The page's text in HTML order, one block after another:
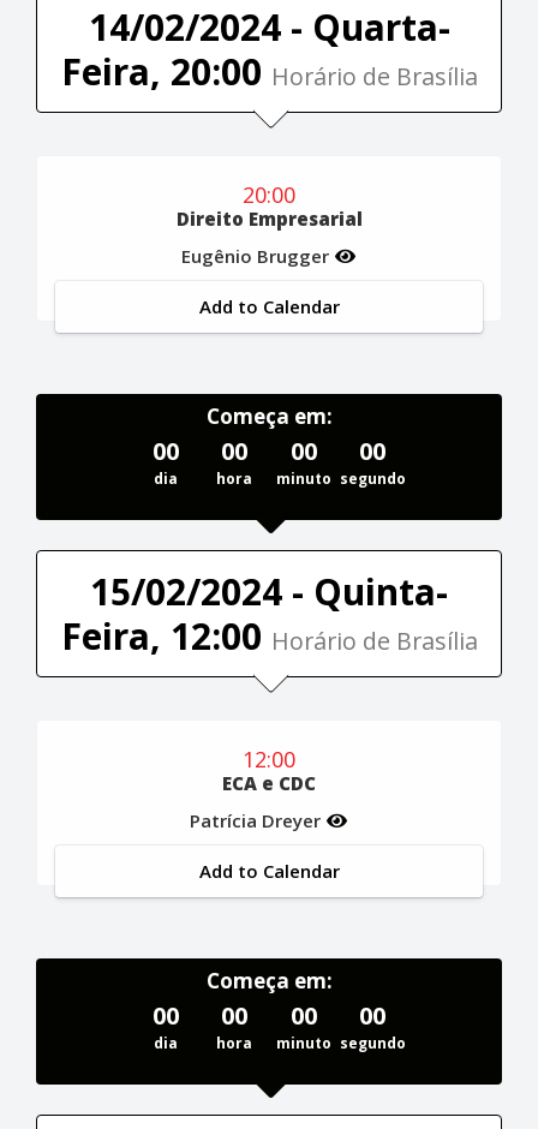
14/02/2024 - Quarta-
Feira, 20:00 Horário de Brasília
20:00
Direito Empresarial
Eugênio Brugger
Add to Calendar
Começa em:
00
dia
00
hora
00
minuto
00
segundo
15/02/2024 - Quinta-
Feira, 12:00 Horário de Brasília
12:00
ECA e CDC
Patrícia Dreyer
Add to Calendar
Começa em:
00
dia
00
hora
00
minuto
00
segundo